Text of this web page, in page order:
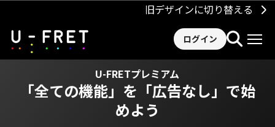
旧デザインに切り替える
ログイン
U-FRETプレミアム
「全ての機能」を 「広告なし」で始
めよう